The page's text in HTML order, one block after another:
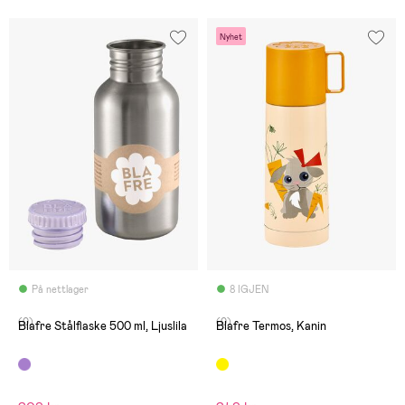
På nettlager
(0)
Blafre Stålflaske 500 ml, Ljuslila
Nyhet
8 IGJEN
(0)
Blafre Termos, Kanin